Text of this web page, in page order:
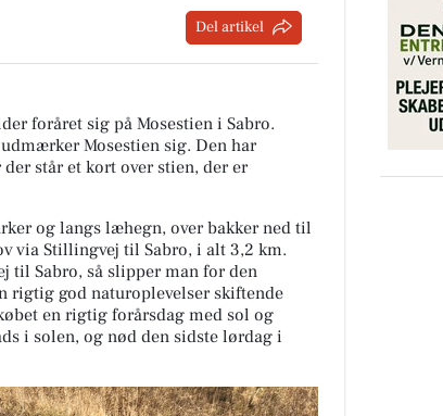
Del artikel
foråret sig på Mosestien i Sabro.
Mosestien sig. Den har
står et kort over stien, der er
og langs læhegn, over bakker ned til
via Stillingvej til Sabro, i alt 3,2 km.
til Sabro, så slipper man for den
rigtig god naturoplevelser skiftende
en rigtig forårsdag med sol og
i solen, og nød den sidste lørdag i